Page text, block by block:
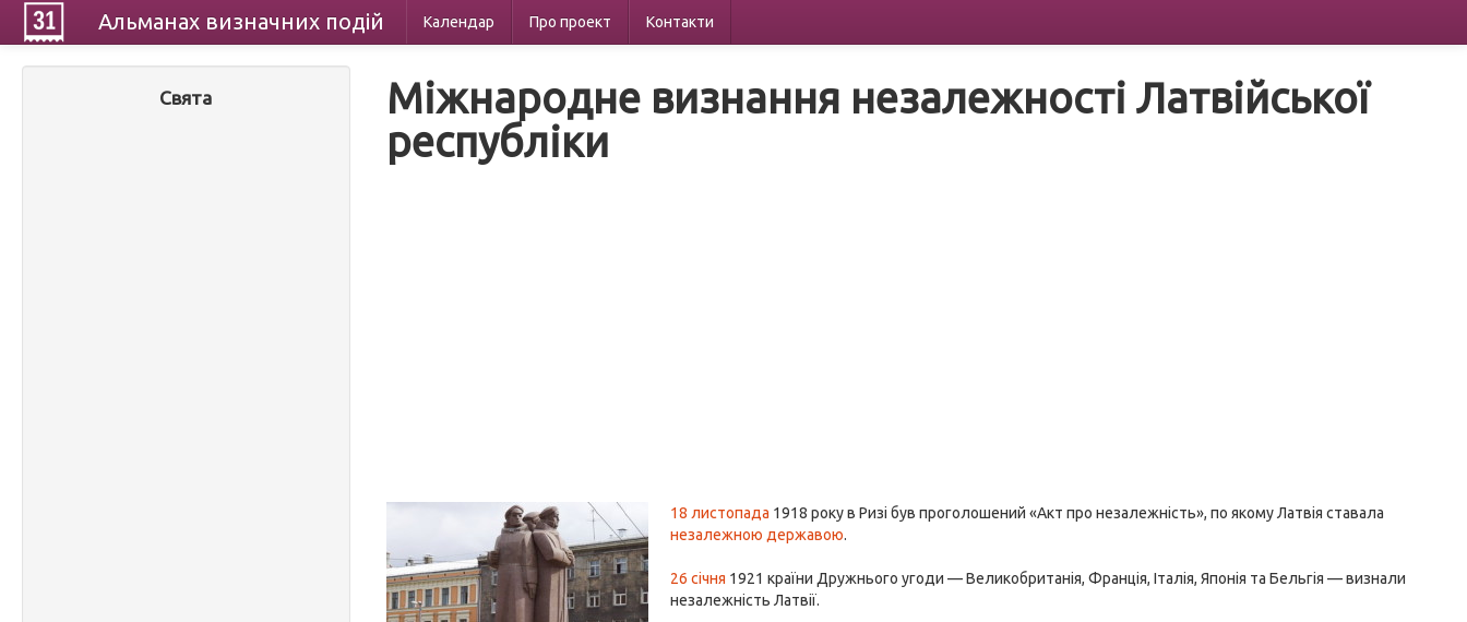
Альманах визначних подій Календар Про проект Контакти
Свята
Міжнародне визнання незалежності Латвійської
республіки
18 листопада 1918 року в Ризі був проголошений «Акт про незалежність», по якому Латвія ставала
незалежною державою.
26 січня 1921 країни Дружнього угоди — Великобританія, Франція, Італія, Японія та Бельгія — визнали
незалежність Латвії.